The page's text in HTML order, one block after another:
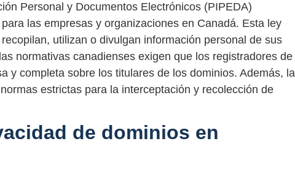
Personal y Documentos Electrónicos (PIPEDA)
las empresas y organizaciones en Canadá. Esta ley
utilizan o divulgan información personal de sus
normativas canadienses exigen que los registradores de
y completa sobre los titulares de los dominios. Además, la
estrictas para la interceptación y recolección de
de dominios en